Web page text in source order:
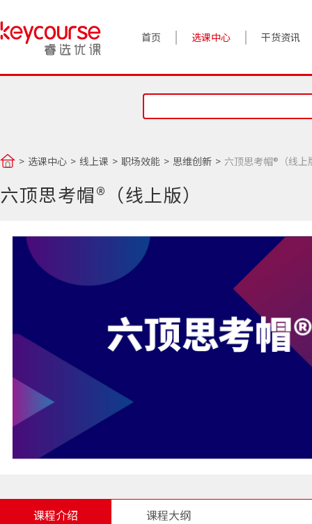
首页 选课中心 干货资讯
案例实践
对话高管
选课中心 线上课 职场效能 思维创新 六顶思考帽®（线上
六顶思考帽®（线上版）
课程介绍 课程大纲